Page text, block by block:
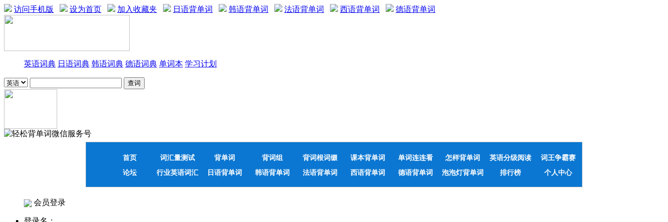
访问手机版 设为首页 加入收藏夹 日语背单词 韩语背单词 法语背单词 西语背单词 德语背单词
英语词典 日语词典 韩语词典 德语词典 单词本 学习计划
首页 词汇量测试 背单词 背词组 背词根词缀 课本背单词 单词连连看 怎样背单词 英语分级阅读
词王争霸赛
论坛
行业英语词汇 日语背单词 韩语背单词 法语背单词 西语背单词 德语背单词 泡泡灯背单词 排行榜 个人中心
会员登录